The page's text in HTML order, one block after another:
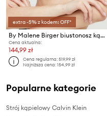
extra -5% z kodem: OFF*
By Malene Birger biustonosz kąpielowy
Cena aktualna:
144,99 zł
Cena regularna:519,99 zł
Najniższa cena:154,99 zł
Popularne kategorie
Strój kąpielowy Calvin Klein